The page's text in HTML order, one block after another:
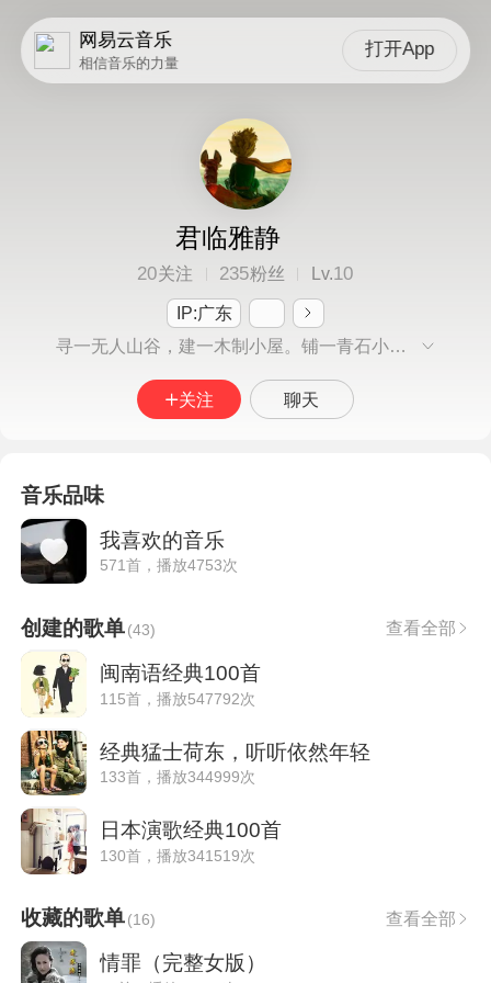
网易云音乐
相信音乐的力量
打开App
君临雅静
20关注 235粉丝 Lv.10
IP:广东
寻一无人山谷，建一木制小屋。铺一青石小路，与你终晨暮鼓，安之若素。开一方水土，赏一方天际。闻一林清静，与你看花开花落。任时光荏苒.
关注 聊天
音乐品味
我喜欢的音乐
571首，播放4753次
创建的歌单(43) 查看全部
闽南语经典100首
115首，播放547792次
经典猛士荷东，听听依然年轻
133首，播放344999次
日本演歌经典100首
130首，播放341519次
收藏的歌单(16) 查看全部
情罪（完整女版）